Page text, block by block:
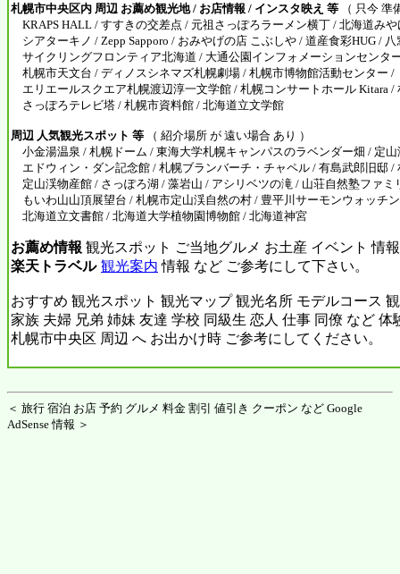
札幌市中央区内 周辺 お薦め観光地 / お店情報 / インスタ映え 等 （ 只今 準
KRAPS HALL / すすきの交差点 / 元祖さっぽろラーメン横丁 / 北海道み
シアターキノ / Zepp Sapporo / おみやげの店 こぶしや / 道産食彩HUG / 八
サイクリングフロンティア北海道 / 大通公園インフォメーションセンタ
札幌市天文台 / ディノスシネマズ札幌劇場 / 札幌市博物館活動センター /
エリエールスクエア札幌渡辺淳一文学館 / 札幌コンサートホール Kitara /
さっぽろテレビ塔 / 札幌市資料館 / 北海道立文学館
周辺 人気観光スポット 等 （ 紹介場所 が 遠い場合 あり ）
小金湯温泉 / 札幌ドーム / 東海大学札幌キャンパスのラベンダー畑 / 定山
エドウィン・ダン記念館 / 札幌ブランバーチ・チャペル / 有島武郎旧邸 /
定山渓物産館 / さっぽろ湖 / 藻岩山 / アシリベツの滝 / 山荘自然塾ファミ
もいわ山山頂展望台 / 札幌市定山渓自然の村 / 豊平川サーモンウォッチ
北海道立文書館 / 北海道大学植物園博物館 / 北海道神宮
お薦め情報 観光スポット ご当地グルメ お土産 イベント 情
楽天トラベル 観光案内 情報 など ご参考にして下さい。
おすすめ 観光スポット 観光マップ 観光名所 モデルコース
家族 夫婦 兄弟 姉妹 友達 学校 同級生 恋人 仕事 同僚 など 体
札幌市中央区 周辺 へ お出かけ時 ご参考にしてください。
＜ 旅行 宿泊 お店 予約 グルメ 料金 割引 値引き クーポン など Google
AdSense 情報 ＞